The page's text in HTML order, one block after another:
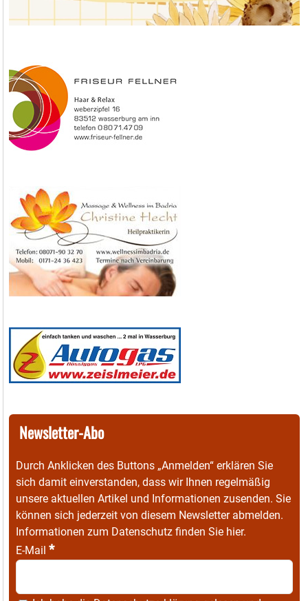
Newsletter-Abo
Durch Anklicken des Buttons „Anmelden“ erklären Sie
sich damit einverstanden, dass wir Ihnen regelmäßig
unsere aktuellen Artikel und Informationen zusenden. Sie
können sich jederzeit von diesem Newsletter abmelden.
Informationen zum Datenschutz finden Sie hier.
E-Mail *